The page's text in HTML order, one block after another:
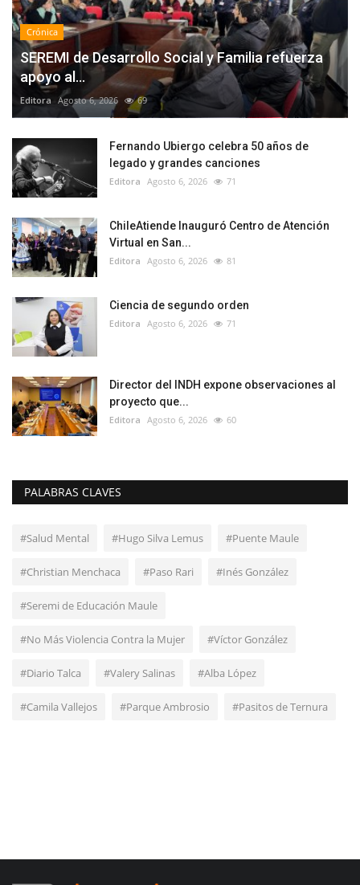
Crónica
SEREMI de Desarrollo Social y Familia refuerza
apoyo al...
Editora Agosto 6, 2026 69
Fernando Ubiergo celebra 50 años de
legado y grandes canciones
Editora Agosto 6, 2026 71
ChileAtiende Inauguró Centro de Atención
Virtual en San...
Editora Agosto 6, 2026 81
Ciencia de segundo orden
Editora Agosto 6, 2026 71
Director del INDH expone observaciones al
proyecto que...
Editora Agosto 6, 2026 60
PALABRAS CLAVES
#Salud Mental #Hugo Silva Lemus #Puente Maule
#Christian Menchaca #Paso Rari #Inés González
#Seremi de Educación Maule
#No Más Violencia Contra la Mujer #Víctor González
#Diario Talca #Valery Salinas #Alba López
#Camila Vallejos #Parque Ambrosio #Pasitos de Ternura